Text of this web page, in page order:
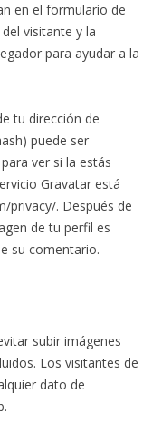
en el formulario de
visitante y la
para ayudar a la
tu dirección de
puede ser
ver si la estás
Gravatar está
privacy/. Después de
de tu perfil es
su comentario.
subir imágenes
Los visitantes de
dato de